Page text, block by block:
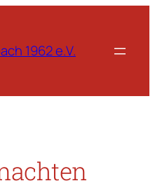
1962 e.V.